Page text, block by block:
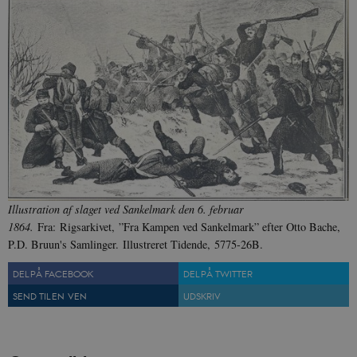
Illustration af slaget ved Sankelmark den 6. februar
1864. Fra: Rigsarkivet, ”Fra Kampen ved Sankelmark” efter Otto Bache,
P.D. Bruun's Samlinger. Illustreret Tidende, 5775-26B.
DEL PÅ FACEBOOK
DEL PÅ TWITTER
SEND TIL EN VEN
UDSKRIV
.danmarkshistorien.dk
sp_t
Spotify Inc.
.spotify.com
1 år
sp_landing
Spotify Inc.
.spotify.com
1 dag